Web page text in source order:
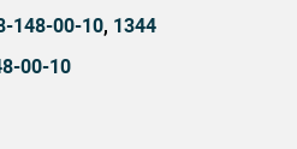
148-00-10, 1344
00-10